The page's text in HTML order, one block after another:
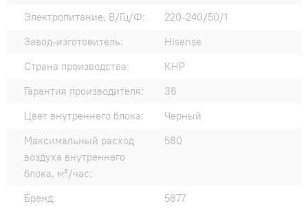
Электропитание, В/Гц/Ф:
220-240/50/1
Завод-изготовитель:
Hisense
Страна производства:
КНР
Гарантия производителя:
36
Цвет внутреннего блока:
Черный
Максимальный расход
воздуха внутреннего
блока, м³/час:
580
Бренд:
5877